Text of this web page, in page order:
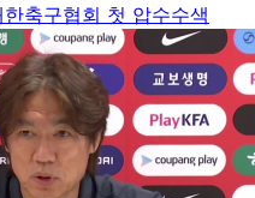
축구협회 첫 압수수색